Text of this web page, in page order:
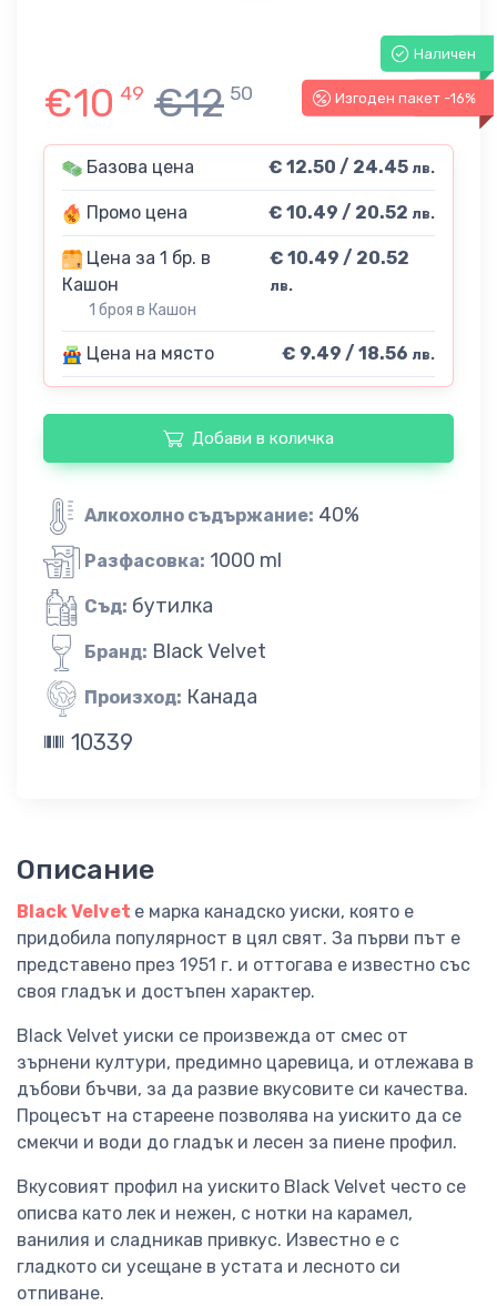
Наличен
-16%
Изгоден пакет -16%
€10 49 €12 50
Базова цена € 12.50 / 24.45 лв.
Промо цена € 10.49 / 20.52 лв.
Цена за 1 бр. в
Кашон
1 броя в Кашон
€ 10.49 / 20.52
лв.
Цена на място € 9.49 / 18.56 лв.
Добави в количка
Алкохолно съдържание: 40%
Разфасовка: 1000 ml
Съд: бутилка
Бранд: Black Velvet
Произход: Канада
10339
Описание
Black Velvet е марка канадско уиски, която е
придобила популярност в цял свят. За първи път е
представено през 1951 г. и оттогава е известно със
своя гладък и достъпен характер.
Black Velvet уиски се произвежда от смес от
зърнени култури, предимно царевица, и отлежава в
дъбови бъчви, за да развие вкусовите си качества.
Процесът на стареене позволява на уискито да се
смекчи и води до гладък и лесен за пиене профил.
Вкусовият профил на уискито Black Velvet често се
описва като лек и нежен, с нотки на карамел,
ванилия и сладникав привкус. Известно е с
гладкото си усещане в устата и лесното си
отпиване.